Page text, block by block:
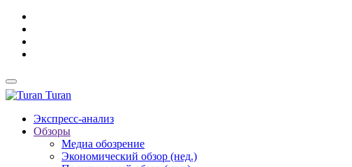
Turan
Экспресс-анализ
Обзоры
Медиа обозрение
Экономический обзор (нед.)